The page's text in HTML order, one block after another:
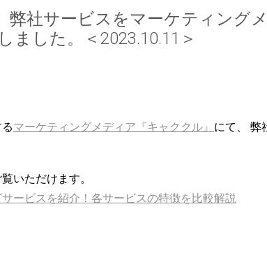
弊社サービスをマーケティング
ました。＜2023.10.11＞
マーケティングメディア『キャククル』 にて、 弊
いただけます。
ービスを紹介！各サービスの特徴を比較解説